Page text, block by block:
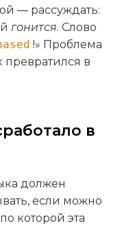
— рассуждать:
гонится. Слово
!» Проблема
превратился в
в
должен
если можно
которой эта